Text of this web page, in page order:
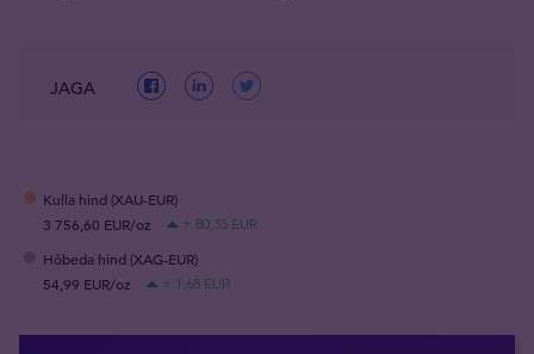
JAGA
Kulla hind (XAU-EUR)
3 756,60 EUR/oz
+ 80,35 EUR
Hõbeda hind (XAG-EUR)
54,99 EUR/oz
+ 1,68 EUR